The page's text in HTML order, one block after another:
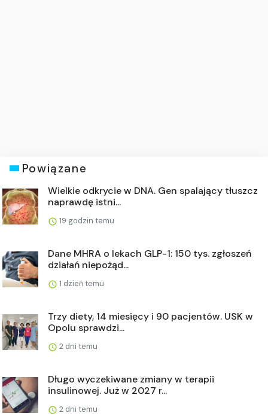
Powiązane
Wielkie odkrycie w DNA. Gen spalający tłuszcz
naprawdę istni...
19 godzin temu
Dane MHRA o lekach GLP-1: 150 tys. zgłoszeń
działań niepożąd...
1 dzień temu
Trzy diety, 14 miesięcy i 90 pacjentów. USK w
Opolu sprawdzi...
2 dni temu
Długo wyczekiwane zmiany w terapii
insulinowej. Już w 2027 r...
2 dni temu